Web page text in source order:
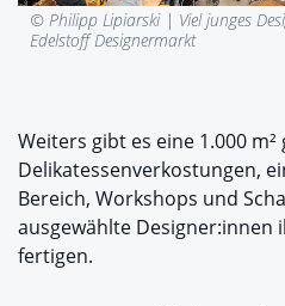
© Philipp Lipiarski | Viel junges
Edelstoff Designermarkt
Weiters gibt es eine 1.000
Delikatessenverkostungen,
Bereich, Workshops und
ausgewählte Designer:innen
fertigen.